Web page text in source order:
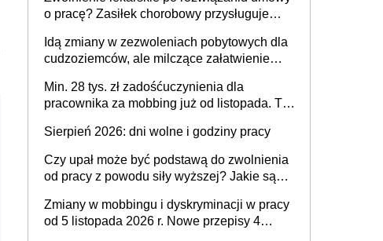
o pracę? Zasiłek chorobowy przysługuje
dni od ustania stosunku pracy
Idą zmiany w zezwoleniach pobytowych dla
cudzoziemców, ale milczące załatwienie
Min. 28 tys. zł zadośćuczynienia dla
pracownika za mobbing już od listopada. To
zespołu
Sierpień 2026: dni wolne i godziny pracy
Czy upał może być podstawą do zwolnienia
od pracy z powodu siły wyższej? Jakie są
Zmiany w mobbingu i dyskryminacji w pracy
od 5 listopada 2026 r. Nowe przepisy 4